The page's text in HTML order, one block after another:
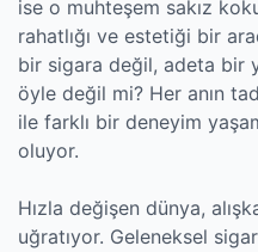
ise o muhteşem sakız
rahatlığı ve estetiği bir
bir sigara değil, adeta bir
öyle değil mi? Her anın
ile farklı bir deneyim
oluyor.
Hızla değişen dünya,
uğratıyor. Geleneksel